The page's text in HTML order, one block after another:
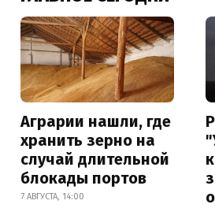
Аграрии нашли, где
хранить зерно на
случай длительной
блокады портов
7 АВГУСТА, 14:00